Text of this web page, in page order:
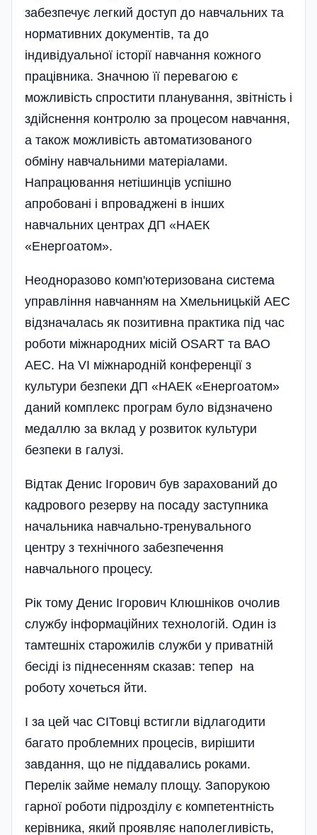
забезпечує легкий доступ до навчальних та
нормативних документів, та до
індивідуальної історії навчання кожного
працівника. Значною її перевагою є
можливість спростити планування, звітність і
здійснення контролю за процесом навчання,
а також можливість автоматизованого
обміну навчальними матеріалами.
Напрацювання нетішинців успішно
апробовані і впроваджені в інших
навчальних центрах ДП «НАЕК
«Енергоатом».
Неодноразово комп'ютеризована система
управління навчанням на Хмельницькій АЕС
відзначалась як позитивна практика під час
роботи міжнародних місій OSART та ВАО
АЕС. На VI міжнародній конференції з
культури безпеки ДП «НАЕК «Енергоатом»
даний комп­лекс програм було відзначено
медаллю за вклад у розвиток культури
безпеки в галузі.
Відтак Денис Ігорович був зарахований до
кадрового резерву на посаду заступника
начальника навчально-тренувального
центру з технічного забезпечення
навчального процесу.
Рік тому Денис Ігорович Клюшніков очолив
службу інформаційних технологій. Один із
тамтешніх старожилів служби у приватній
бесіді із піднесенням сказав: тепер на
роботу хочеться йти.
І за цей час СІТовці встигли відлагодити
багато проблемних процесів, вирішити
завдання, що не піддавались роками.
Перелік займе немалу площу. Запорукою
гарної роботи підрозділу є компетентність
керівника, який проявляє наполегливість,